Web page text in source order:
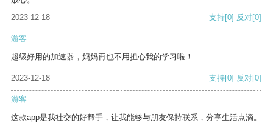
2023-12-18
支持[0] 反对[0]
游客
超级好用的加速器，妈妈再也不用担心我的学习啦！
2023-12-18 支持[0] 反对[0]
游客
这款app是我社交的好帮手，让我能够与朋友保持联系，分享生活点滴。